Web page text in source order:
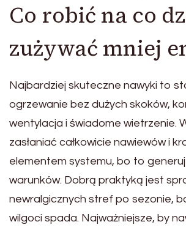
Co robić na co
zużywać mniej
Najbardziej skuteczne nawyki to
ogrzewanie bez dużych skoków,
wentylacja i świadome wietrzenie.
zasłaniać całkowicie nawiewów i
elementem systemu, bo to
warunków. Dobrą praktyką jest
newralgicznych stref po sezonie,
wilgoci spada. Najważniejsze, by